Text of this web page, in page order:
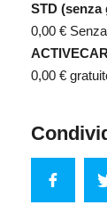
STD (senza
0,00 €
0,00 €